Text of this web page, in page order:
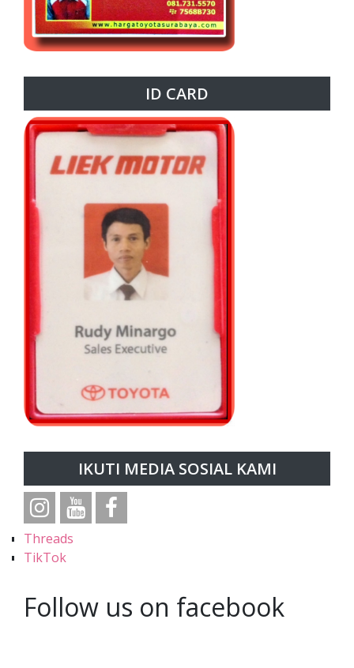
ID CARD
IKUTI MEDIA SOSIAL KAMI
Threads
TikTok
Follow us on facebook